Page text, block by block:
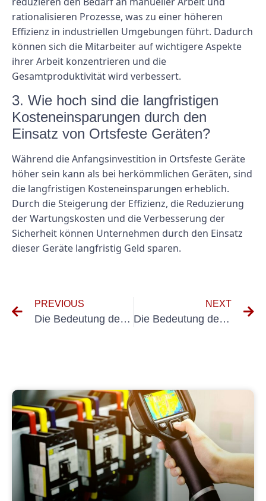
rationalisieren Prozesse, was zu einer höheren
Effizienz in industriellen Umgebungen führt. Dadurch
können sich die Mitarbeiter auf wichtigere Aspekte
ihrer Arbeit konzentrieren und die
Gesamtproduktivität wird verbessert.
3. Wie hoch sind die langfristigen
Kosteneinsparungen durch den
Einsatz von Ortsfeste Geräten?
Während die Anfangsinvestition in Ortsfeste Geräte
höher sein kann als bei herkömmlichen Geräten, sind
die langfristigen Kosteneinsparungen erheblich.
Durch die Steigerung der Effizienz, die Reduzierung
der Wartungskosten und die Verbesserung der
Sicherheit können Unternehmen durch den Einsatz
dieser Geräte langfristig Geld sparen.
PREVIOUS
Die Bedeutung der Kalibrierung für DGUV V3-konforme Messgeräte
NEXT
Die Bedeutung der Prüfung elektrischer Geräte auf Sicherheit: Ein Leitfaden zu DGUV-Standards